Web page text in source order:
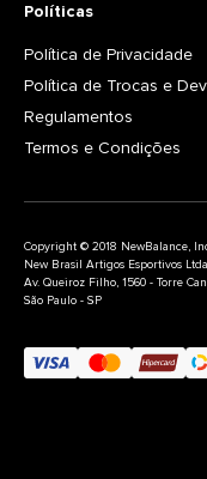
Políticas
Política de Privacidade
Política de Trocas e
Regulamentos
Termos e Condições
Copyright © 2018 NewBalance,
New Brasil Artigos Esportivos Ltda
Av. Queiroz Filho, 1560 - Torre
São Paulo - SP